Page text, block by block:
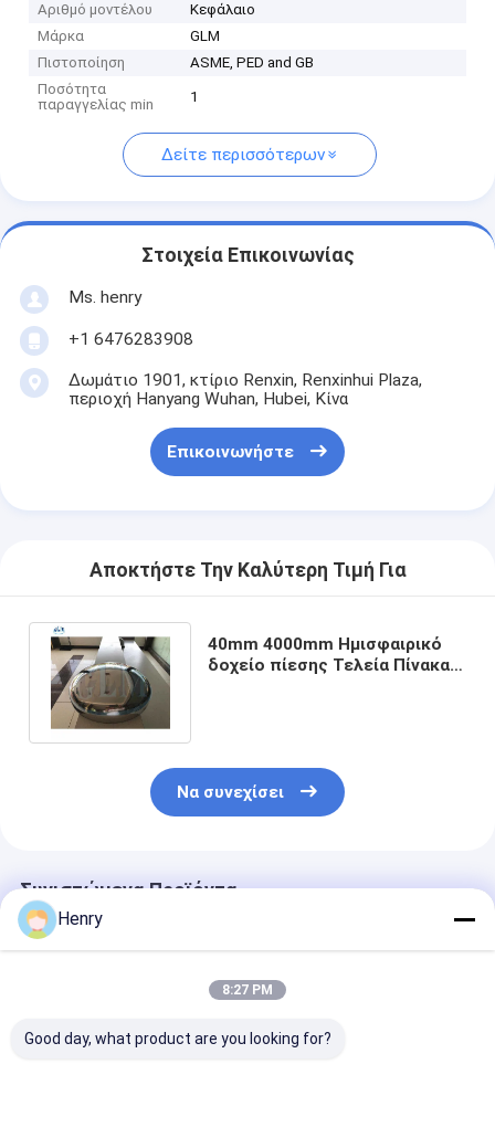
Αριθμό μοντέλου
Κεφάλαιο
Μάρκα
GLM
Πιστοποίηση
ASME, PED and GB
Ποσότητα
παραγγελίας min
1
Δείτε περισσότερων
Στοιχεία Επικοινωνίας
Ms. henry
+1 6476283908
Δωμάτιο 1901, κτίριο Renxin, Renxinhui Plaza,
περιοχή Hanyang Wuhan, Hubei, Κίνα
Επικοινωνήστε
Αποκτήστε Την Καλύτερη Τιμή Για
40mm 4000mm Ημισφαιρικό
δοχείο πίεσης Τελεία Πίνακα
Να συνεχίσει
Συνιστώμενα Προϊόντα
Henry
8:27 PM
Good day, what product are you looking for?